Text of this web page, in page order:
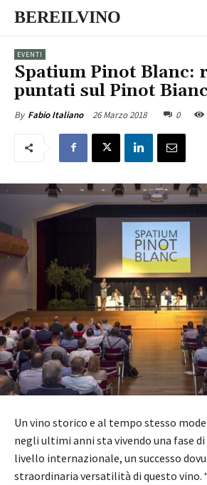
BEREILVINO
EVENTI
Spatium Pinot
puntati sul Pinot
By Fabio Italiano 26 Marzo 2018 0
Un vino storico e al tempo stesso
negli ultimi anni sta vivendo una fase di
livello internazionale, un successo
straordinaria versatilità di questo vino.